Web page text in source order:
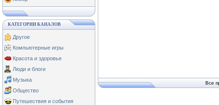
КАТЕГОРИИ КАНАЛОВ
Другое
Компьютерные игры
Красота и здоровье
Люди и блоги
Музыка
Общество
Путешествия и события
Все